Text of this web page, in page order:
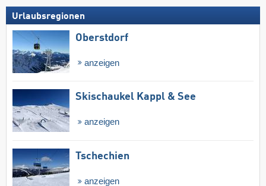
Urlaubsregionen
Oberstdorf
anzeigen
Skischaukel Kappl & See
anzeigen
Tschechien
anzeigen